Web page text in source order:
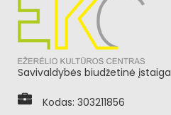
Savivaldybės biudžetinė įstaiga
Kodas: 303211856